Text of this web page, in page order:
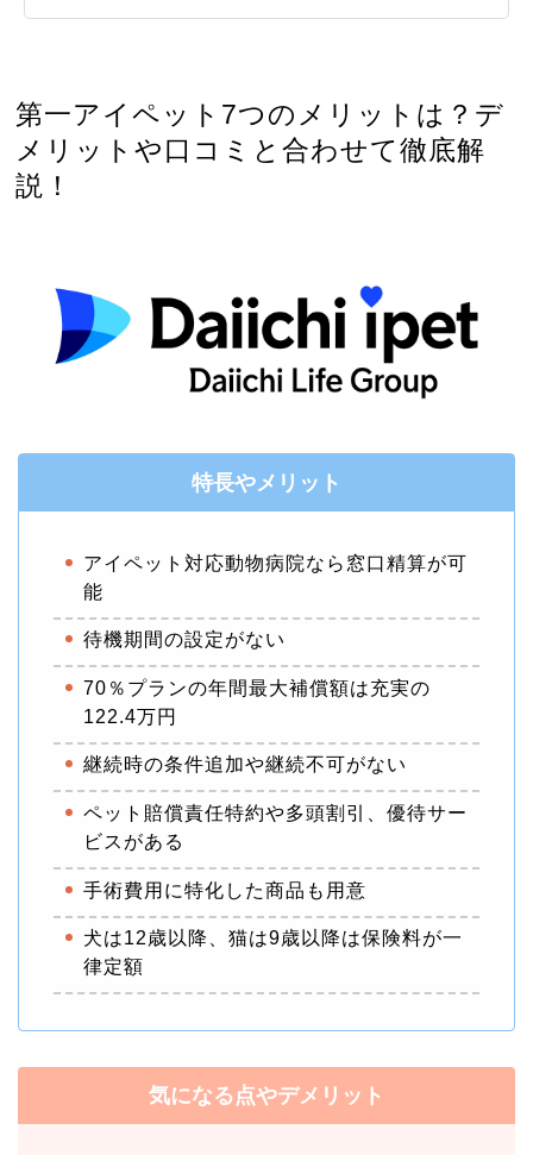
第一アイペット7つのメリットは？デ
メリットや口コミと合わせて徹底解
説！
特長やメリット
アイペット対応動物病院なら窓口精算が可
能
待機期間の設定がない
70％プランの年間最大補償額は充実の
122.4万円
継続時の条件追加や継続不可がない
ペット賠償責任特約や多頭割引、優待サー
ビスがある
手術費用に特化した商品も用意
犬は12歳以降、猫は9歳以降は保険料が一
律定額
気になる点やデメリット